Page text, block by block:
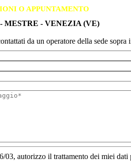
O APPUNTAMENTO
MESTRE - VENEZIA (VE)
da un operatore della sede sopra
03, autorizzo il trattamento dei miei